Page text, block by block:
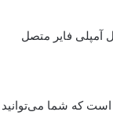
آمپلی فایر متصل
که شما می‌توانید